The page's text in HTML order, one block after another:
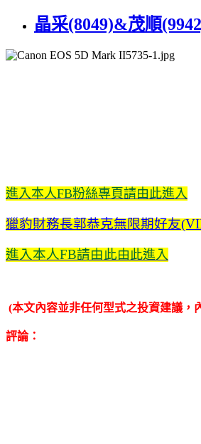
晶采(8049)&茂順
進入本人FB粉絲專頁請由此進入
獵豹財務長郭恭克無限期好友
進入本人FB請由此由此進入
(本文內容並非任何型式之投資建議，
評論：